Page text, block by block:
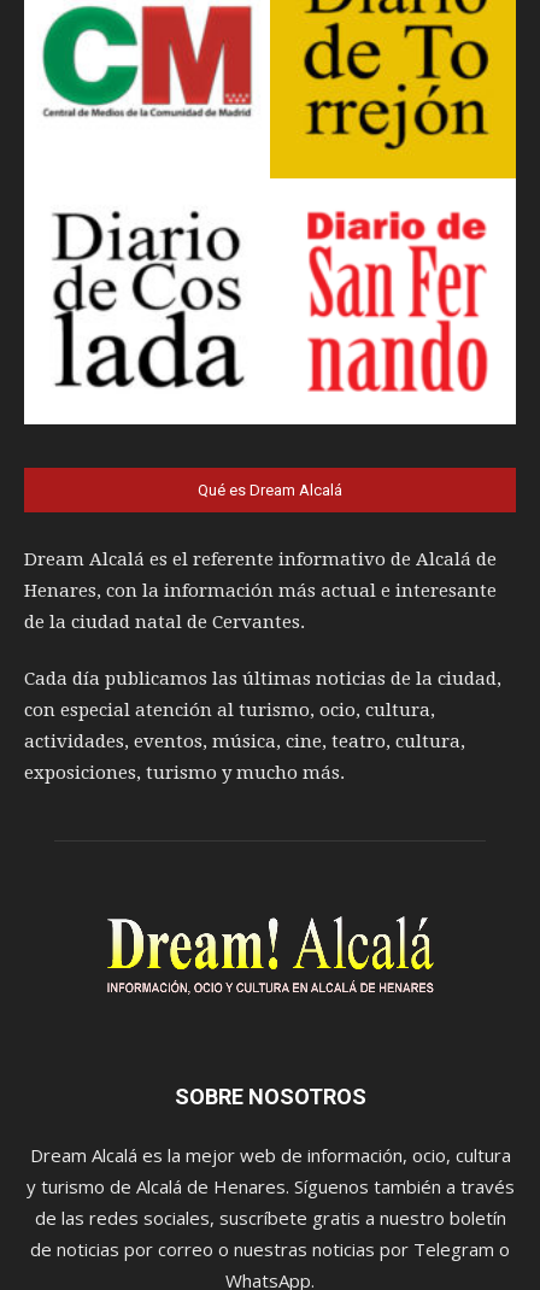
Qué es Dream Alcalá
Dream Alcalá es el referente informativo de Alcalá de
Henares, con la información más actual e interesante
de la ciudad natal de Cervantes.
Cada día publicamos las últimas noticias de la ciudad,
con especial atención al turismo, ocio, cultura,
actividades, eventos, música, cine, teatro, cultura,
exposiciones, turismo y mucho más.
SOBRE NOSOTROS
Dream Alcalá es la mejor web de información, ocio, cultura
y turismo de Alcalá de Henares. Síguenos también a través
de las redes sociales, suscríbete gratis a nuestro boletín
de noticias por correo o nuestras noticias por Telegram o
WhatsApp.